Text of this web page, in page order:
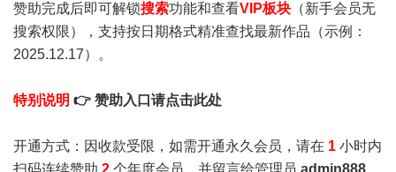
赞助完成后即可解锁搜索功能和查看VIP板块 （新手会员无
搜索权限），支持按日期格式精准查找最新作品（示例：
2025.12.17）。
特别说明 👉 赞助入口请点击此处
开通方式：因收款受限，如需开通永久会员，请在 1 小时内
扫码连续赞助 2 个年度会员，并留言给管理员 admin888